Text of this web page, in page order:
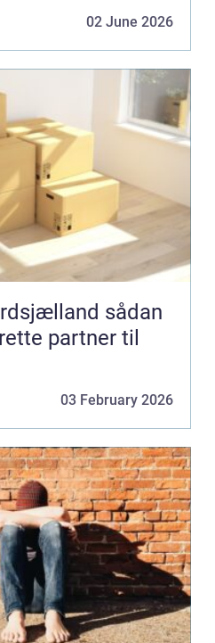
02 June 2026
sådan
partner til
03 February 2026